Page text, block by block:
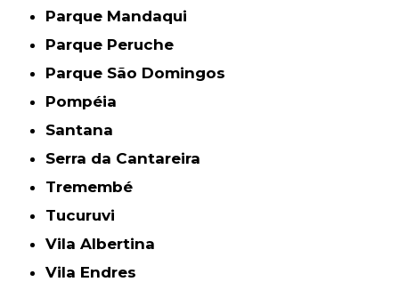
Parque Mandaqui
Parque Peruche
Parque São Domingos
Pompéia
Santana
Serra da Cantareira
Tremembé
Tucuruvi
Vila Albertina
Vila Endres